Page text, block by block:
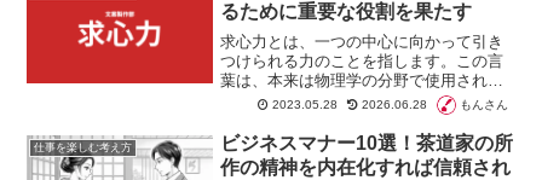
るために重要な役割を果たす
求心力とは、一つの中心に向かって引き
つけられる力のことを指します。この言
葉は、本来は物理学の分野で使用されて
いましたが、現在ではビジネスや人間関
係など、様々な分野において用いられる
ようになりました。
2023.05.28 2026.06.28 もんさん
仕事を楽しむ考え方
ビジネスマナー10選！茶道家の所
作の精神を内在化すれば信頼され